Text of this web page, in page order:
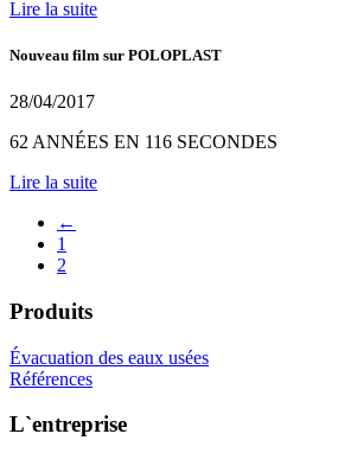
Lire la suite
Nouveau film sur POLOPLAST
28/04/2017
62 ANNÉES EN 116 SECONDES
Lire la suite
←
1
2
Produits
Évacuation des eaux usées
Références
L`entreprise